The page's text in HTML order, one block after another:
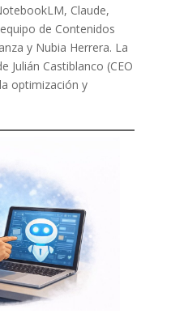
Claude,
de Contenidos
y Nubia Herrera. La
Julián Castiblanco (CEO
optimización y